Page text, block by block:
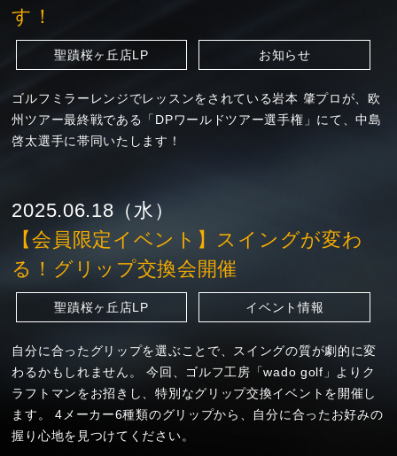
す！
聖蹟桜ヶ丘店LP お知らせ
ゴルフミラーレンジでレッスンをされている岩本 肇プロが、欧
州ツアー最終戦である「DPワールドツアー選手権」にて、中島
啓太選手に帯同いたします！
2025.06.18（水）
【会員限定イベント】スイングが変わ
る！グリップ交換会開催
聖蹟桜ヶ丘店LP イベント情報
自分に合ったグリップを選ぶことで、スイングの質が劇的に変
わるかもしれません。 今回、ゴルフ工房「wado golf」よりク
ラフトマンをお招きし、特別なグリップ交換イベントを開催し
ます。 4メーカー6種類のグリップから、自分に合ったお好みの
握り心地を見つけてください。